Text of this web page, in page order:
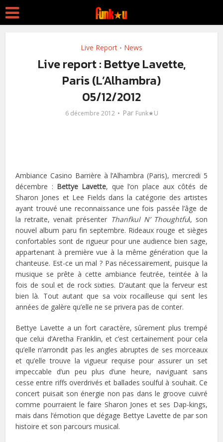
Live Report • News
Live report : Bettye Lavette,
Paris (L’Alhambra)
05/12/2012
6 décembre 2012 Par Funk★U
Ambiance Casino Barrière à l’Alhambra (Paris), mercredi 5
décembre : Bettye Lavette, que l’on place aux côtés de
Sharon Jones et Lee Fields dans la catégorie des artistes
ayant trouvé une reconnaissance une fois passée l’âge de
la retraite, venait présenter Thanfkul N’ Thoughtful, son
nouvel album paru fin septembre. Rideaux rouge et sièges
confortables sont de rigueur pour une audience bien sage,
appartenant à première vue à la même génération que la
chanteuse. Est-ce un mal ? Pas nécessairement, puisque la
musique se prête à cette ambiance feutrée, teintée à la
fois de soul et de rock sixties. D’autant que la ferveur est
bien là. Tout autant que sa voix rocailleuse qui sent les
années de galère qu’elle ne se privera pas de conter.
Bettye Lavette a un fort caractère, sûrement plus trempé
que celui d’Aretha Franklin, et c’est certainement pour cela
qu’elle n’arrondit pas les angles abruptes de ses morceaux
et qu’elle trouve la vigueur requise pour assurer un set
impeccable d’un peu plus d’une heure, naviguant sans
cesse entre riffs overdrivés et ballades soulful à souhait. Ce
concert puisait son énergie non pas dans le groove cuivré
comme pourraient le faire Sharon Jones et ses Dap-kings,
mais dans l’émotion que dégage Bettye Lavette de par son
histoire et son parcours musical.